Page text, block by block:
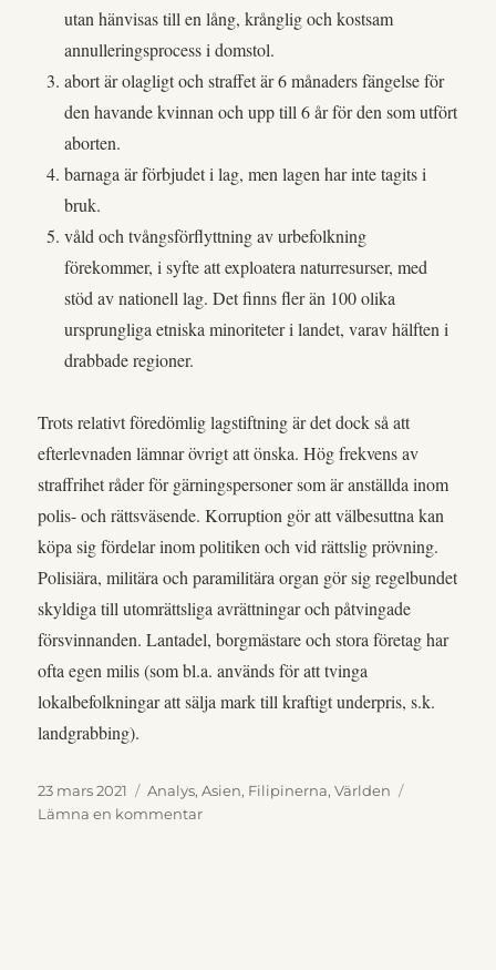
utan hänvisas till en lång, krånglig och kostsam
annulleringsprocess i domstol.
abort är olagligt och straffet är 6 månaders fängelse för
den havande kvinnan och upp till 6 år för den som utfört
aborten.
barnaga är förbjudet i lag, men lagen har inte tagits i
bruk.
våld och tvångsförflyttning av urbefolkning
förekommer, i syfte att exploatera naturresurser, med
stöd av nationell lag. Det finns fler än 100 olika
ursprungliga etniska minoriteter i landet, varav hälften i
drabbade regioner.
Trots relativt föredömlig lagstiftning är det dock så att
efterlevnaden lämnar övrigt att önska. Hög frekvens av
straffrihet råder för gärningspersoner som är anställda inom
polis- och rättsväsende. Korruption gör att välbesuttna kan
köpa sig fördelar inom politiken och vid rättslig prövning.
Polisiära, militära och paramilitära organ gör sig regelbundet
skyldiga till utomrättsliga avrättningar och påtvingade
försvinnanden. Lantadel, borgmästare och stora företag har
ofta egen milis (som bl.a. används för att tvinga
lokalbefolkningar att sälja mark till kraftigt underpris, s.k.
landgrabbing).
Publicerat
den
23 mars 2021 Kategorier
Analys,Asien, Filipinerna,Världen
Lämna en kommentartill